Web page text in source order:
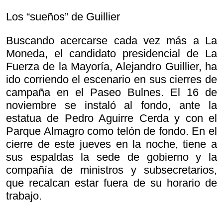
Los “sueños” de Guillier
Buscando acercarse cada vez más a La
Moneda, el candidato presidencial de La
Fuerza de la Mayoría, Alejandro Guillier, ha
ido corriendo el escenario en sus cierres de
campaña en el Paseo Bulnes. El 16 de
noviembre se instaló al fondo, ante la
estatua de Pedro Aguirre Cerda y con el
Parque Almagro como telón de fondo. En el
cierre de este jueves en la noche, tiene a
sus espaldas la sede de gobierno y la
compañía de ministros y subsecretarios,
que recalcan estar fuera de su horario de
trabajo.